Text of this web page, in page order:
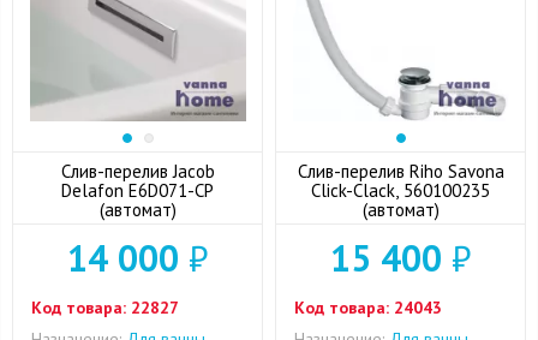
Слив-перелив Jacob
Delafon E6D071-CP
(автомат)
14 000 ₽
Код товара: 22827
Слив-перелив Riho Savona
Click-Clack, 560100235
(автомат)
15 400 ₽
Код товара: 24043